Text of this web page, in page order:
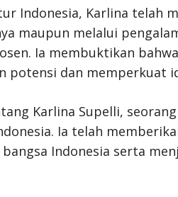
Indonesia, Karlina telah
maupun melalui
Ia membuktikan
potensi dan memperkuat
Karlina Supelli,
Ia telah
Indonesia serta